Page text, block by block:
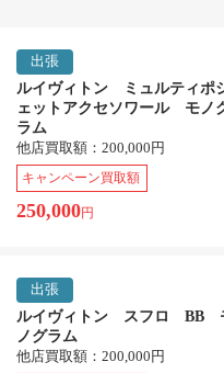
出張
ルイヴィトン ミュルティポ
ェットアクセソワール モノ
ラム
他店買取額： 200,000円
キャンペーン買取額
250,000円
出張
ルイヴィトン スフロ BB
ノグラム
他店買取額： 200,000円